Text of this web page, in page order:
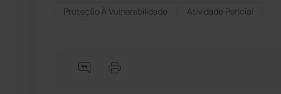
Proteção À Vulnerabilidade
Atividade Pericial